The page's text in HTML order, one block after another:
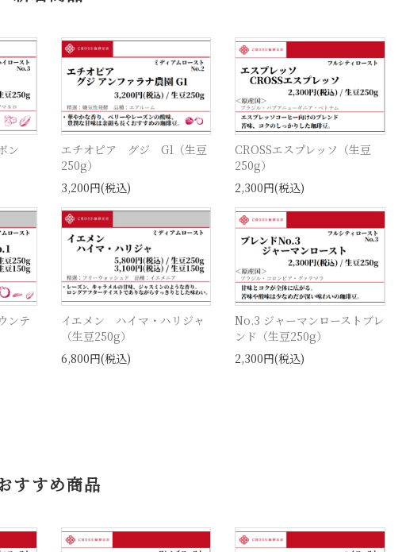
ン
エチオピア グジ G1（生豆
250g）
3,200円(税込)
CROSSエスプレッソ（生豆
250g）
2,300円(税込)
ンテ
イエメン ハイマ・ハリジャ
（生豆250g）
6,800円(税込)
No.3 ジャーマンローストブレ
ンド（生豆250g）
2,300円(税込)
すすめ商品